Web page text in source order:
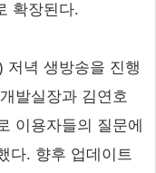
확장된다.
저녁 생방송을 진행
발실장과 김연호
이용자들의 질문에
다. 향후 업데이트